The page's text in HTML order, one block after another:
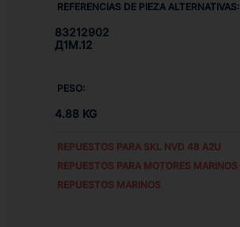
REFERENCIAS DE PIEZA ALTERNATIVAS:
83212902
Д1М.12
PESO:
4.88 KG
REPUESTOS PARA SKL NVD 48 A2U
REPUESTOS PARA MOTORES MARINOS
REPUESTOS MARINOS